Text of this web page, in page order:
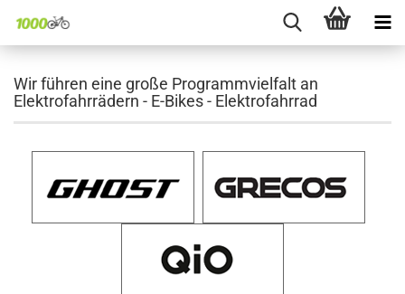
Wir führen eine große Programmvielfalt an
Elektrofahrrädern - E-Bikes - Elektrofahrrad